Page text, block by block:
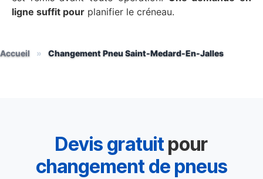
ligne suffit pour planifier le créneau.
Accueil » Changement Pneu Saint-Medard-En-Jalles
Devis gratuitpour
changement de pneus